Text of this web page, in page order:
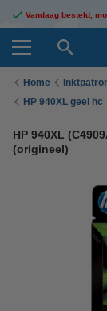
Vandaag besteld,
Home
HP 940XL geel hc
HP 940XL
(origineel)